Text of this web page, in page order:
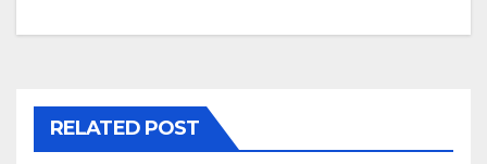
RELATED POST